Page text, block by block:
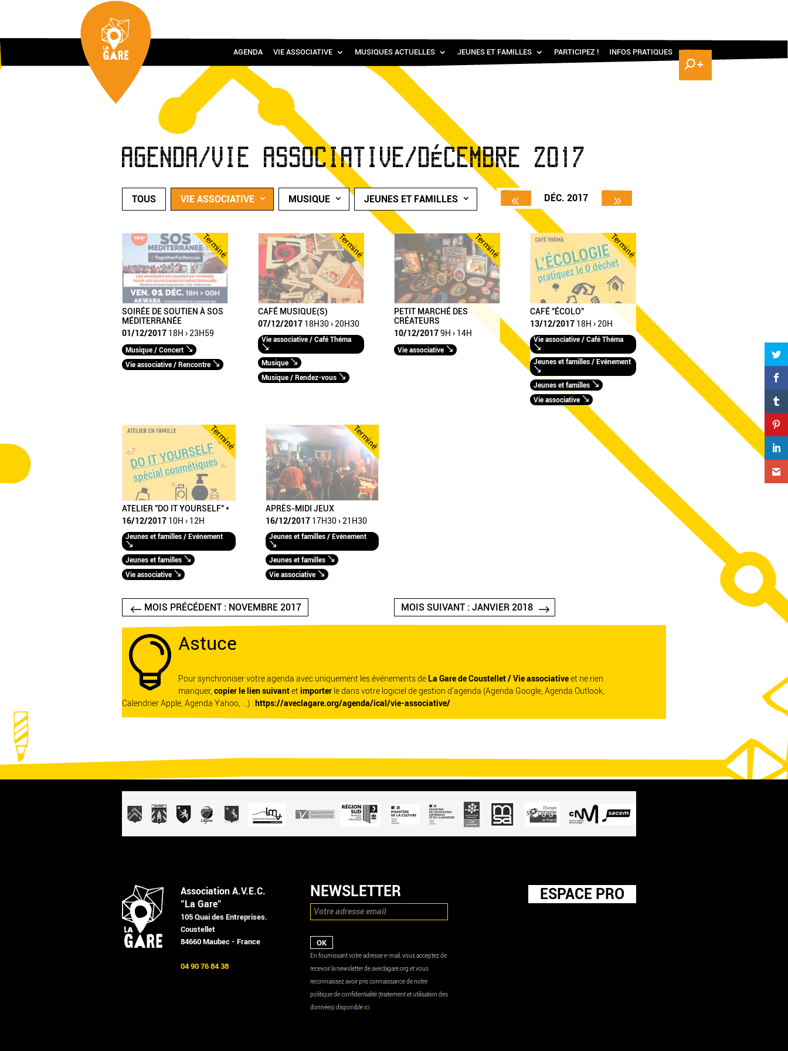
AGENDA VIE ASSOCIATIVE MUSIQUES ACTUELLES JEUNES ET FAMILLES PARTICIPEZ ! INFOS PRATIQUES
AGENDA/VIE ASSOCIATIVE/DÉCEMBRE 2017
DÉC. 2017
TOUS VIE ASSOCIATIVE MUSIQUE JEUNES ET FAMILLES
Terminé
SOIRÉE DE SOUTIEN À SOS
MÉDITERRANÉE
01/12/2017 18H › 23H59
Musique / Concert
Vie associative / Rencontre
Terminé
CAFÉ MUSIQUE(S)
07/12/2017 18H30 › 20H30
Vie associative / Café Théma
Musique
Musique / Rendez-vous
Terminé
PETIT MARCHÉ DES
CRÉATEURS
10/12/20179H › 14H
Vie associative
Terminé
CAFÉ "ÉCOLO"
13/12/2017 18H › 20H
Vie associative / Café Théma
Jeunes et familles / Evénement
Jeunes et familles
Vie associative
Terminé
ATELIER "DO IT YOURSELF" *
16/12/2017 10H › 12H
Jeunes et familles / Evénement
Jeunes et familles
Vie associative
Terminé
APRÈS-MIDI JEUX
16/12/2017 17H30 › 21H30
Jeunes et familles / Evénement
Jeunes et familles
Vie associative
MOIS PRÉCÉDENT : NOVEMBRE 2017 MOIS SUIVANT : JANVIER 2018
 Astuce
Pour synchroniser votre agenda avec uniquement les événements de La Gare de Coustellet / Vie associativeet ne rien
manquer, copier le lien suivantet importer le dans votre logiciel de gestion d'agenda (Agenda Google, Agenda Outlook,
Calendrier Apple, Agenda Yahoo, ...) : https://aveclagare.org/agenda/ical/vie-associative/
Association A.V.E.C.
"La Gare"
105 Quai des Entreprises.
Coustellet
84660 Maubec - France
04 90 76 84 38
NEWSLETTER
En fournissant votre adresse e-mail, vous acceptez de
recevoir la newsletter de aveclagare.org et vous
reconnaissez avoir pris connaissance de notre
politique de confidentialité (traitement et utilisation des
données) disponibleici
ESPACE PRO